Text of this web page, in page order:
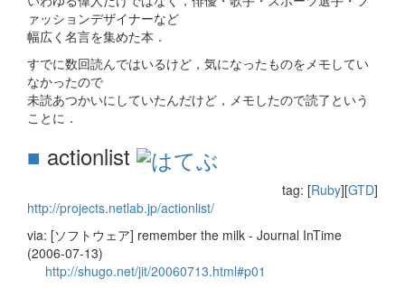
ァッションデザイナーなど
幅広く名言を集めた本．
すでに数回読んではいるけど，気になったものをメモしてい
なかったので
未読あつかいにしていたんだけど，メモしたので読了という
ことに．
■ actionlist
tag: [Ruby][GTD]
http://projects.netlab.jp/actionlist/
via: [ソフトウェア] remember the milk - Journal InTime
(2006-07-13)
http://shugo.net/jit/20060713.html#p01